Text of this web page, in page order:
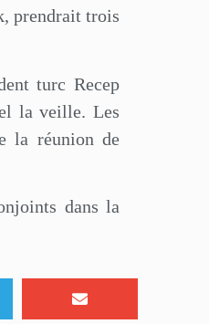
prendrait trois
turc Recep
la veille. Les
la réunion de
dans la